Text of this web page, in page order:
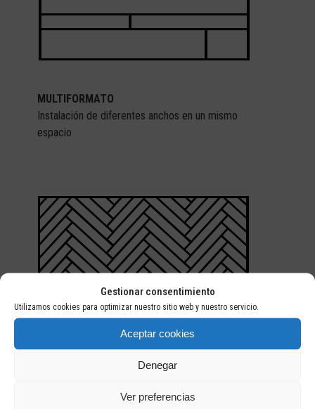
Gestionar consentimiento
Utilizamos cookies para optimizar nuestro sitio web y nuestro servicio.
Aceptar cookies
Denegar
Ver preferencias
MULTIFORMATO
Instalación de diferentes anchos en un mismo
espacio